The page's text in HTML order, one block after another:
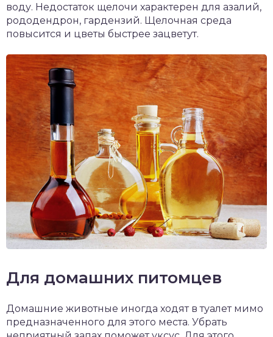
воду. Недостаток щелочи характерен для азалий,
рододендрон, гардензий. Щелочная среда
повысится и цветы быстрее зацветут.
Для домашних питомцев
Домашние животные иногда ходят в туалет мимо
предназначенного для этого места. Убрать